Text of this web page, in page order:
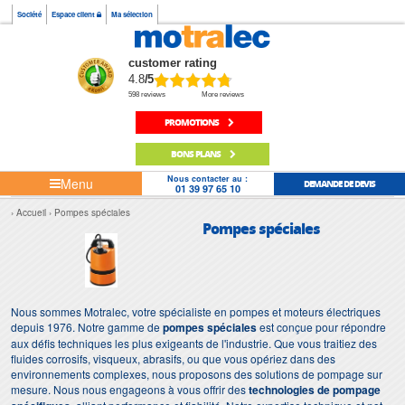
Société Espace client Ma sélection
customer rating
4.8/5
598 reviews More reviews
PROMOTIONS
BONS PLANS
Menu Nous contacter au :
01 39 97 65 10 DEMANDE DE DEVIS
Accueil Pompes spéciales
Pompes spéciales
Nous sommes Motralec, votre spécialiste en pompes et moteurs électriques
depuis 1976. Notre gamme depompes spécialesest conçue pour répondre
aux défis techniques les plus exigeants de l'industrie. Que vous traitiez des
fluides corrosifs, visqueux, abrasifs, ou que vous opériez dans des
environnements complexes, nous proposons des solutions de pompage sur
mesure. Nous nous engageons à vous offrir destechnologies de pompage